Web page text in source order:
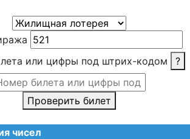
или цифры под штрих-кодом
?
Проверить билет
чисел